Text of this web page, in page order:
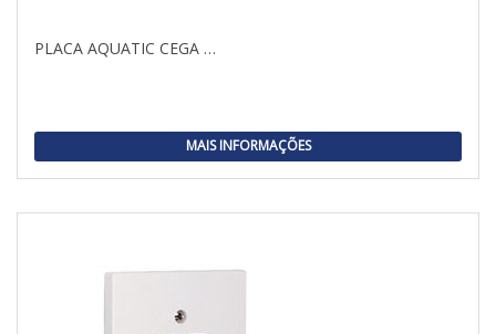
PLACA AQUATIC CEGA …
MAIS INFORMAÇÕES